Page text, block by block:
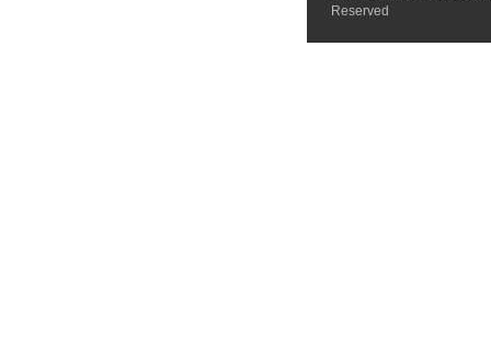
Reserved